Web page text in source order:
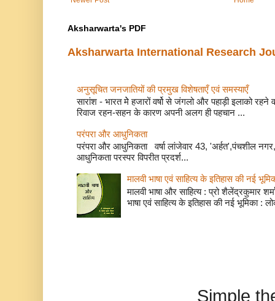
Aksharwarta's PDF
Aksharwarta International Research
अनुसूचित जनजातियों की प्रमुख विशेषताएँ एवं
सारांश - भारत मेे हजारों वर्षो से जंगलो और पहाड़ी इलाको रहने
रिवाज रहन-सहन के कारण अपनी अलग ही पहचान ...
परंपरा और आधुनिकता
परंपरा और आधुनिकता वर्षा लांजेवार 43, 'अर्हत',पंचशील नगर,
आधुनिकता परस्पर विपरीत प्रदर्श...
मालवी भाषा एवं साहित्य के इतिहास की नई
मालवी भाषा और साहित्य : प्रो शैलेंद्रकुमार
भाषा एवं साहित्य के इतिहास की नई भूमिका :
Simple